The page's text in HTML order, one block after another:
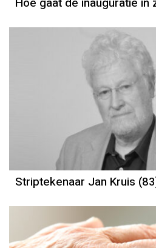
Striptekenaar Jan Kruis